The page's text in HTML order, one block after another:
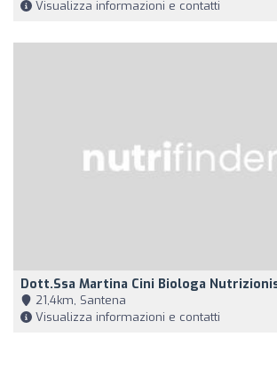
Visualizza informazioni e contatti
Dott.ssa Martina Cini Biologa
21,4km, Santena
Visualizza informazioni e contatti